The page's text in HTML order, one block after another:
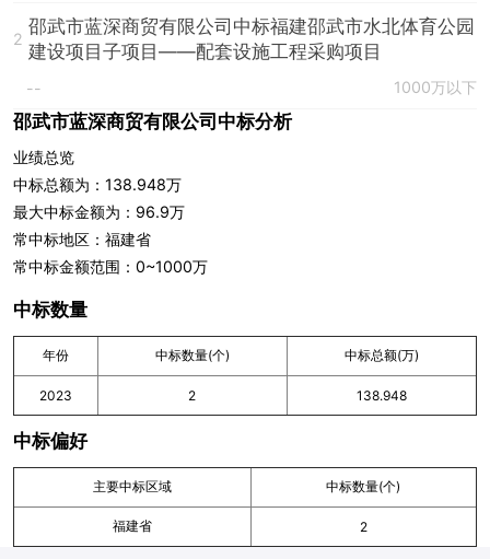
2
邵武市蓝深商贸有限公司中标福建邵武市水北体育公园
建设项目子项目——配套设施工程采购项目
-- 1000万以下
邵武市蓝深商贸有限公司中标分析
业绩总览
中标总额为：138.948万
最大中标金额为：96.9万
常中标地区：福建省
常中标金额范围：0~1000万
中标数量
年份 中标数量(个) 中标总额(万)
2023 2 138.948
中标偏好
主要中标区域 中标数量(个)
福建省 2